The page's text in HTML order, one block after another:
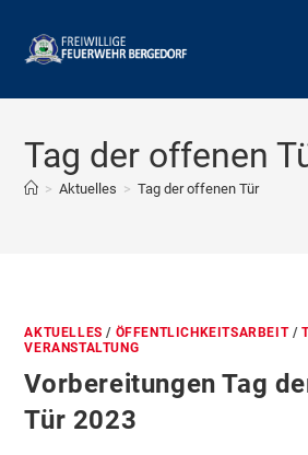
Inhalt
springen
Tag der offenen
> Aktuelles > Tag der offenen Tür
AKTUELLES / ÖFFENTLICHKEITSARBEIT/
VERANSTALTUNG
Vorbereitungen Tag
Tür 2023